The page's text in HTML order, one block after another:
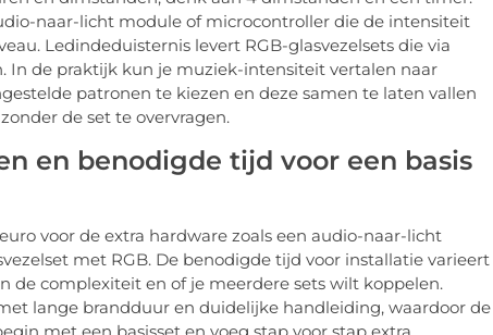
naar-licht module of microcontroller die de intensiteit
Ledindeduisternis levert RGB-glasvezelsets die via
In de praktijk kun je muziek-intensiteit vertalen naar
patronen te kiezen en deze samen te laten vallen
de set te overvragen.
en benodigde tijd voor een basis
voor de extra hardware zoals een audio-naar-licht
met RGB. De benodigde tijd voor installatie varieert
de complexiteit en of je meerdere sets wilt koppelen.
lange brandduur en duidelijke handleiding, waardoor de
met een basisset en voeg stap voor stap extra